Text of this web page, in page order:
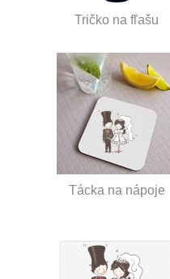
Tričko na fľašu
Tácka na nápoje